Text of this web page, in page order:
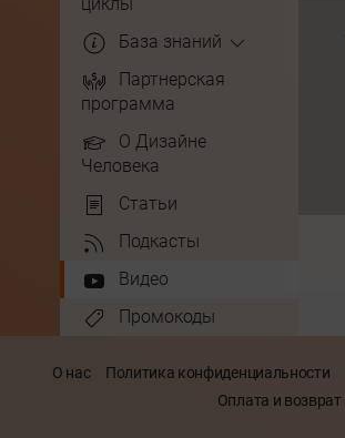
База знаний
Партнерская
программа
О Дизайне
Человека
Статьи
Подкасты
Видео
Промокоды
О нас Политика конфиденциальности
Оплата и возврат